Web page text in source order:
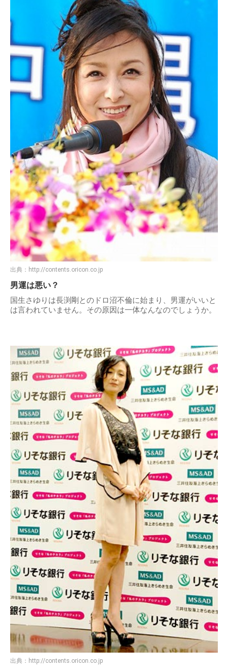
出典： http://contents.oricon.co.jp
男運は悪い？
国生さゆりは長渕剛とのドロ沼不倫に始まり、男運がいいと
は言われていません。その原因は一体なんなのでしょうか。
出典： http://contents.oricon.co.jp